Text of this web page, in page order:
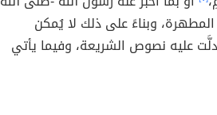
وبناءً على ذلك لا يُمكن
عليه نصوص الشريعة، وفيما يأتي